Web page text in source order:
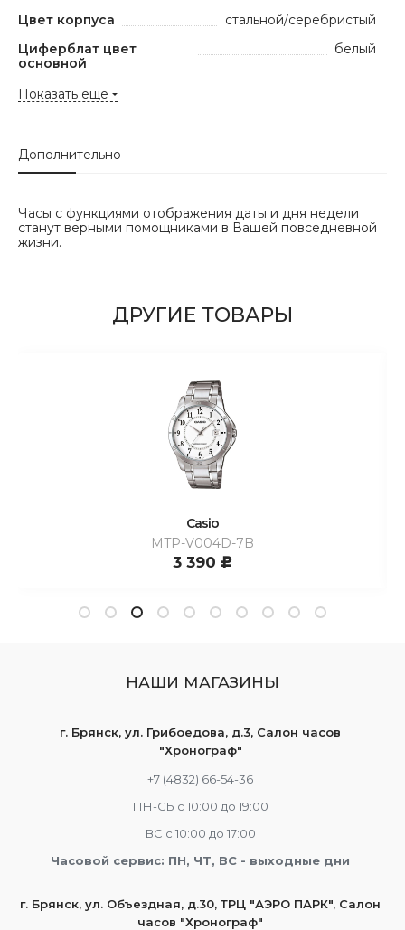
Цвет корпуса
стальной/серебристый
Циферблат цвет
основной
белый
Показать ещё
Дополнительно
Часы с функциями отображения даты и дня недели
станут верными помощниками в Вашей повседневной
жизни.
ДРУГИЕ ТОВАРЫ
Casio
MTP-V004D-7B
3 390 c
НАШИ МАГАЗИНЫ
г. Брянск, ул. Грибоедова, д.3, Салон часов
"Хронограф"
+7 (4832) 66-54-36
ПН-СБ с 10:00 до 19:00
ВС с 10:00 до 17:00
Часовой сервис: ПН, ЧТ, ВС - выходные дни
г. Брянск, ул. Объездная, д.30, ТРЦ "АЭРО ПАРК", Салон
часов "Хронограф"